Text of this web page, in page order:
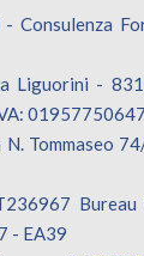
Consulenza
Liguorini -
01957750647
Tommaseo
- EA39